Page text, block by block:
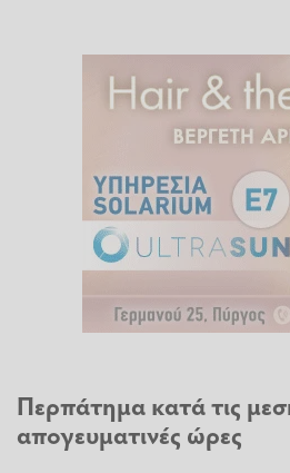
Περπάτημα κατά τις
απογευματινές ώρες